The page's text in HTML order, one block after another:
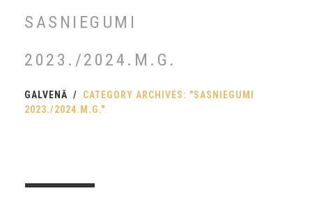
SASNIEGUMI
2023./2024.M.G.
GALVENĀ
CATEGORY ARCHIVES: "SASNIEGUMI
2023./2024.M.G."